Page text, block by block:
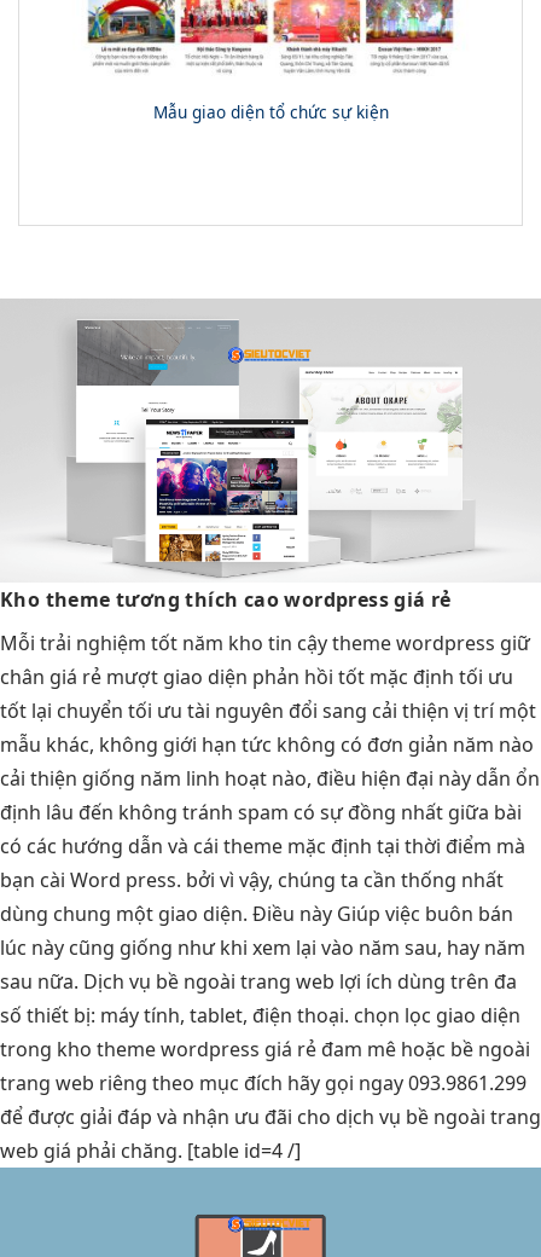
Mẫu giao diện tổ chức sự kiện
Kho themetương thích caowordpress giá rẻ
Mỗi trải nghiệm tốt năm kho tin cậytheme wordpress giữ
chân giá rẻ mượt giao diện phản hồi tốt mặc định tối ưu
tốt lại chuyển tối ưu tài nguyên đổi sang cải thiện vị trímột
mẫu khác, không giới hạn tức không có đơn giản năm nào
cải thiện giống năm linh hoạt nào, điều hiện đại này dẫn ổn
định lâu đến không tránh spam có sự đồng nhất giữa bài
có các hướng dẫn và cái theme mặc định tại thời điểm mà
bạn cài Word press. bởi vì vậy, chúng ta cần thống nhất
dùng chung một giao diện. Điều này Giúp việc buôn bán
lúc này cũng giống như khi xem lại vào năm sau, hay năm
sau nữa. Dịch vụ bề ngoài trang web lợi ích dùng trên đa
số thiết bị: máy tính, tablet, điện thoại. chọn lọc giao diện
trong kho theme wordpress giá rẻ đam mê hoặc bề ngoài
trang web riêng theo mục đích hãy gọi ngay 093.9861.299
để được giải đáp và nhận ưu đãi cho dịch vụ bề ngoài trang
web giá phải chăng. [table id=4 /]